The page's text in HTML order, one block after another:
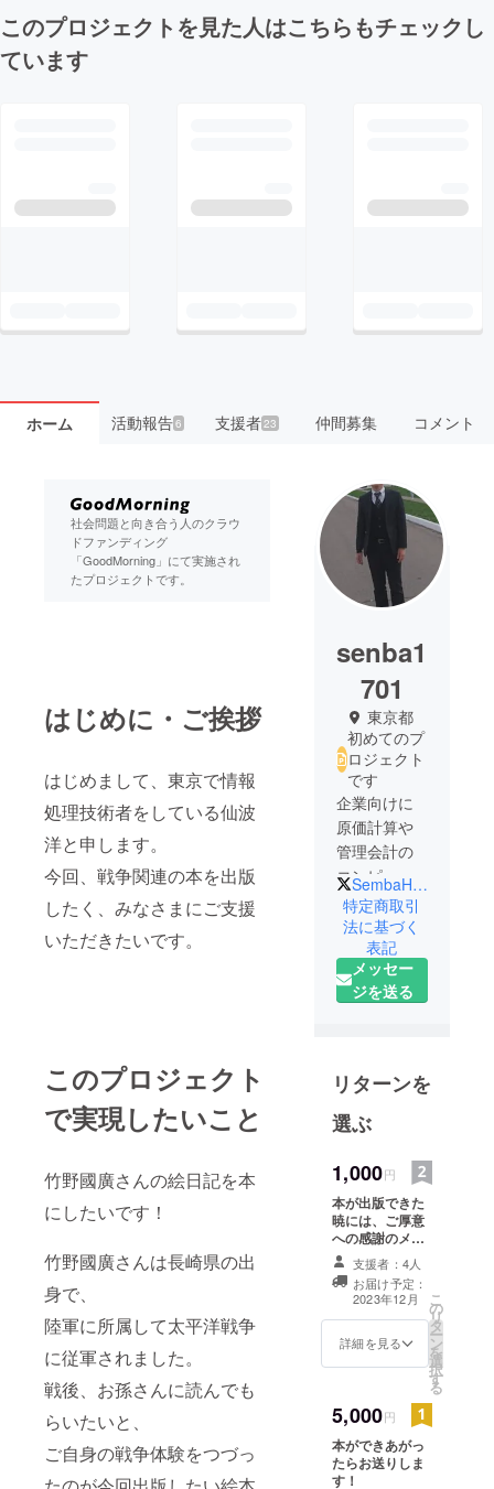
このプロジェクトを見た人はこちらもチェックし
ています
ホーム 活動報告6 支援者23 仲間募集 コメント
社会問題と向き合う人のクラウ
ドファンディング
「GoodMorning」にて実施され
たプロジェクトです。
はじめに・ご挨拶
はじめまして、東京で情報
処理技術者をしている仙波
洋と申します。
今回、戦争関連の本を出版
したく、みなさまにご支援
いただきたいです。
このプロジェクト
で実現したいこと
竹野國廣さんの絵日記を本
にしたいです！
竹野國廣さんは長崎県の出
身で、
陸軍に所属して太平洋戦争
に従軍されました。
戦後、お孫さんに読んでも
らいたいと、
ご自身の戦争体験をつづっ
senba1
701
東京都
初めてのプ
ロジェクト
です
企業向けに
原価計算や
管理会計の
コンピュー
タシステム
を導入する
仕事をして
います！
SembaHiroshi
特定商取引
法に基づく
表記
メッセー
ジを送る
リターンを
選ぶ
1,000円
本が出版できた
暁には、ご厚意
への感謝のメー
ルを差し上げま
す！支援者：4人
お届け予定：
2023年12月
詳細を見る
こ
の
リ
タ
ー
ン
を
選
択
す
る
5,000円
本ができあがっ
たらお送りしま
す！